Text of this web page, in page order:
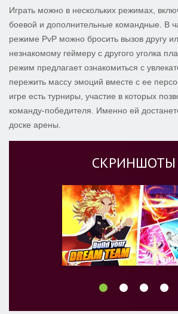
Играть можно в нескольких режимах,
боевой и дополнительные командные. В
режиме PvP можно бросить вызов другу
незнакомому геймеру с другого уголка
режим предлагает ознакомиться с
пережить массу эмоций вместе с ее
игре есть турниры, участие в которых
команду-победителя. Именно ей
доске арены.
СКРИНШОТЫ